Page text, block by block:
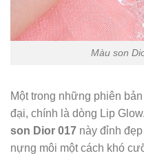
Màu son
Một trong những phiên
đại, chính là dòng Lip
son Dior 017 này đỉnh
nựng môi một cách khó